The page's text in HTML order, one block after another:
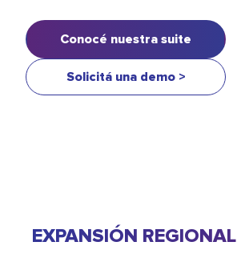
Conocé nuestra suite
Solicitá una demo >
EXPANSIÓN REGIONAL